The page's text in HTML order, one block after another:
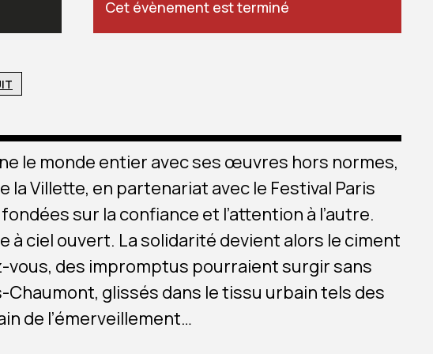
Cet évènement est terminé
le monde entier avec ses œuvres hors normes,
la Villette, en partenariat avec le Festival Paris
sur la confiance et l’attention à l’autre.
ciel ouvert. La solidarité devient alors le ciment
des impromptus pourraient surgir sans
glissés dans le tissu urbain tels des
de l’émerveillement…